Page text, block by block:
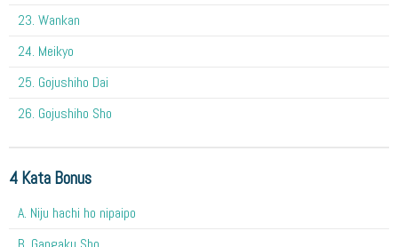
23. Wankan
24. Meikyo
25. Gojushiho Dai
26. Gojushiho Sho
4 Kata Bonus
A. Niju hachi ho nipaipo